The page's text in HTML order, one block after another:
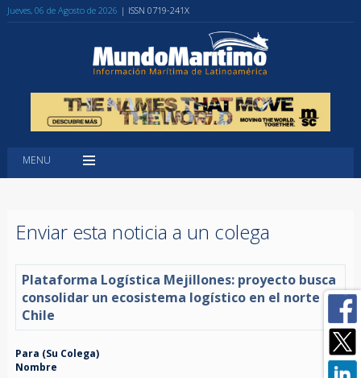
Jueves, 06 de Agosto de 2026 | ISSN 0719-241X
MENU
Enviar esta noticia a un colega
Plataforma Logística Mejillones: proyecto busca
consolidar un ecosistema logístico en el norte de
Chile
Para (Su Colega)
Nombre